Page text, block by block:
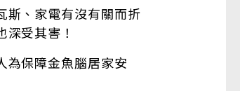
斯、家電有沒有關而折
受其害！
為保障金魚腦居家安